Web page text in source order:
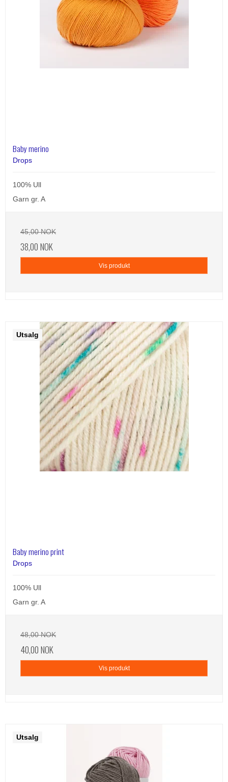
Baby merino
Drops
100% Ull
Garn gr. A
45,00 NOK
38,00 NOK
Vis produkt
Utsalg
Baby merino print
Drops
100% Ull
Garn gr. A
48,00 NOK
40,00 NOK
Vis produkt
Utsalg